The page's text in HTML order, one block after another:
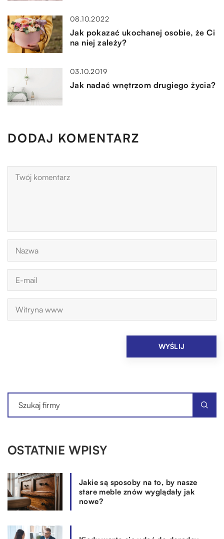
08.10.2022
Jak pokazać ukochanej osobie, że Ci
na niej zależy?
03.10.2019
Jak nadać wnętrzom drugiego życia?
DODAJ KOMENTARZ
OSTATNIE WPISY
Jakie są sposoby na to, by nasze
stare meble znów wyglądały jak
nowe?